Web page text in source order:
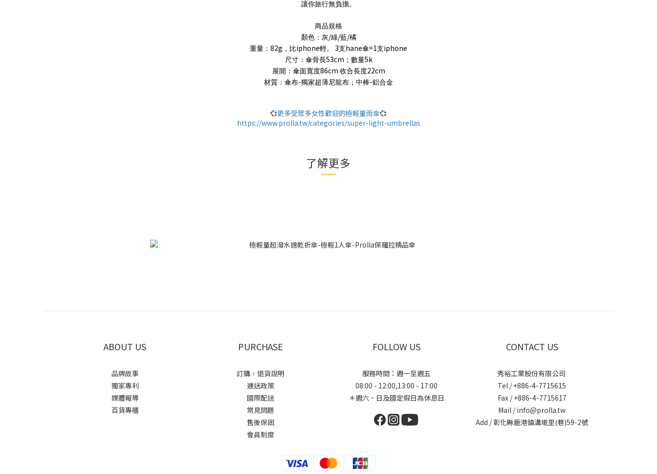
讓你旅行無負擔。
商品規格
顏色：灰/綠/藍/橘
重量： 82g ，比iphone輕。 3支hane傘=1支iphone
尺寸：傘骨長53cm ；數量5k
展開：傘面寬度86cm 收合長度22cm
材質：傘布-獨家超薄尼龍布；中棒-鋁合金
💞更多受眾多女性歡迎的極輕量雨傘💞
https://www.prolla.tw/categories/super-light-umbrellas
了解更多
ABOUT US
品牌故事
獨家專利
媒體報導
百貨專櫃
PURCHASE
訂購、退貨說明
運送政策
國際配送
常見問題
售後保固
會員制度
FOLLOW US
服務時間：週一至週五
08:00 - 12:00,13:00 - 17:00
＊週六、日及國定假日為休息日
CONTACT US
秀裕工業股份有限公司
Tel / +886-4-7715615
Fax / +886-4-7715617
Mail / info@prolla.tw
Add / 彰化縣鹿港鎮溝墘里(巷)59-2號